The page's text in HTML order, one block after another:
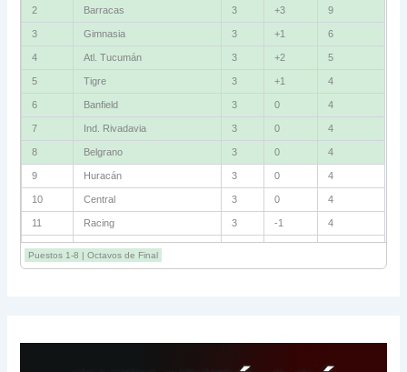
2 Barracas 3 +3 9
3 Gimnasia 3 +1 6
4 Atl. Tucumán 3 +2 5
5 Tigre 3 +1 4
6 Banfield 3 0 4
7 Ind. Rivadavia 3 0 4
8 Belgrano 3 0 4
9 Huracán 3 0 4
10 Central 3 0 4
11 Racing 3 -1 4
12 Estudiantes RC
13 Sarmiento 3 -1 3
Puestos 1-8 | Octavos de Final